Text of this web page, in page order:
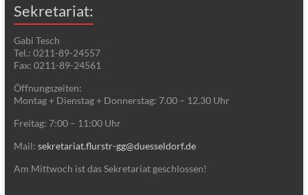
Sekretariat:
Gabi Tesch
Tel.: 0211-89-24557
Fax: 0211-89-24561
Öffnungszeiten:
Montag + Dienstag + Donnerstag: 7.00 – 12.30 Uhr
Freitag: 7:00 – 11:00 Uhr
Mail: sekretariat.flurstr-gg@duesseldorf.de
Am Mittwoch ist das Sekretariat geschlossen!